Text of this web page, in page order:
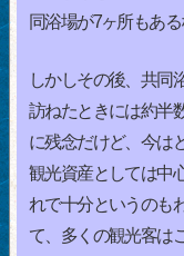
同浴場が7ヶ所もあ
しかしその後、共同
訪ねたときには約半
に残念だけど、今は
観光資産としては中
れで十分というのも
て、多くの観光客は